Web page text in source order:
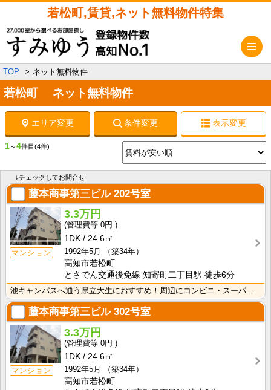
若松町,賃貸,ネット無料物件特集
TOP ネット無料物件
若松町 ネット無料物件
エリア変更 条件変更 表示変更
1～4件目 (4件)
↓チェックしてお問合せ
藤本商事第三ビル202号室
マンション
3.3万円
0円
1DK
24.6㎡
1992年5月
（築34年）
高知市若松町
とさでん交通後免線 知寄町二丁目駅 徒歩6分
池キャンパスへ通う県立大生におすすめ！周辺にコンビニ・スーパーあり！敷金・礼金なし！エアコン付きで初･･･
藤本商事第三ビル302号室
マンション
3.3万円
0円
1DK
24.6㎡
1992年5月
（築34年）
高知市若松町